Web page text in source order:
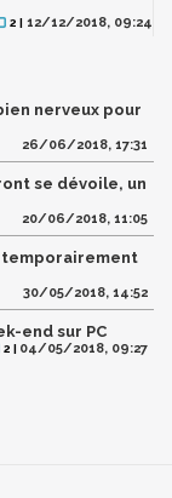
2 | 12/12/2018, 09:24
nerveux pour
26/06/2018, 17:31
se dévoile, un
20/06/2018, 11:05
temporairement
30/05/2018, 14:52
end sur PC
2 | 04/05/2018, 09:27